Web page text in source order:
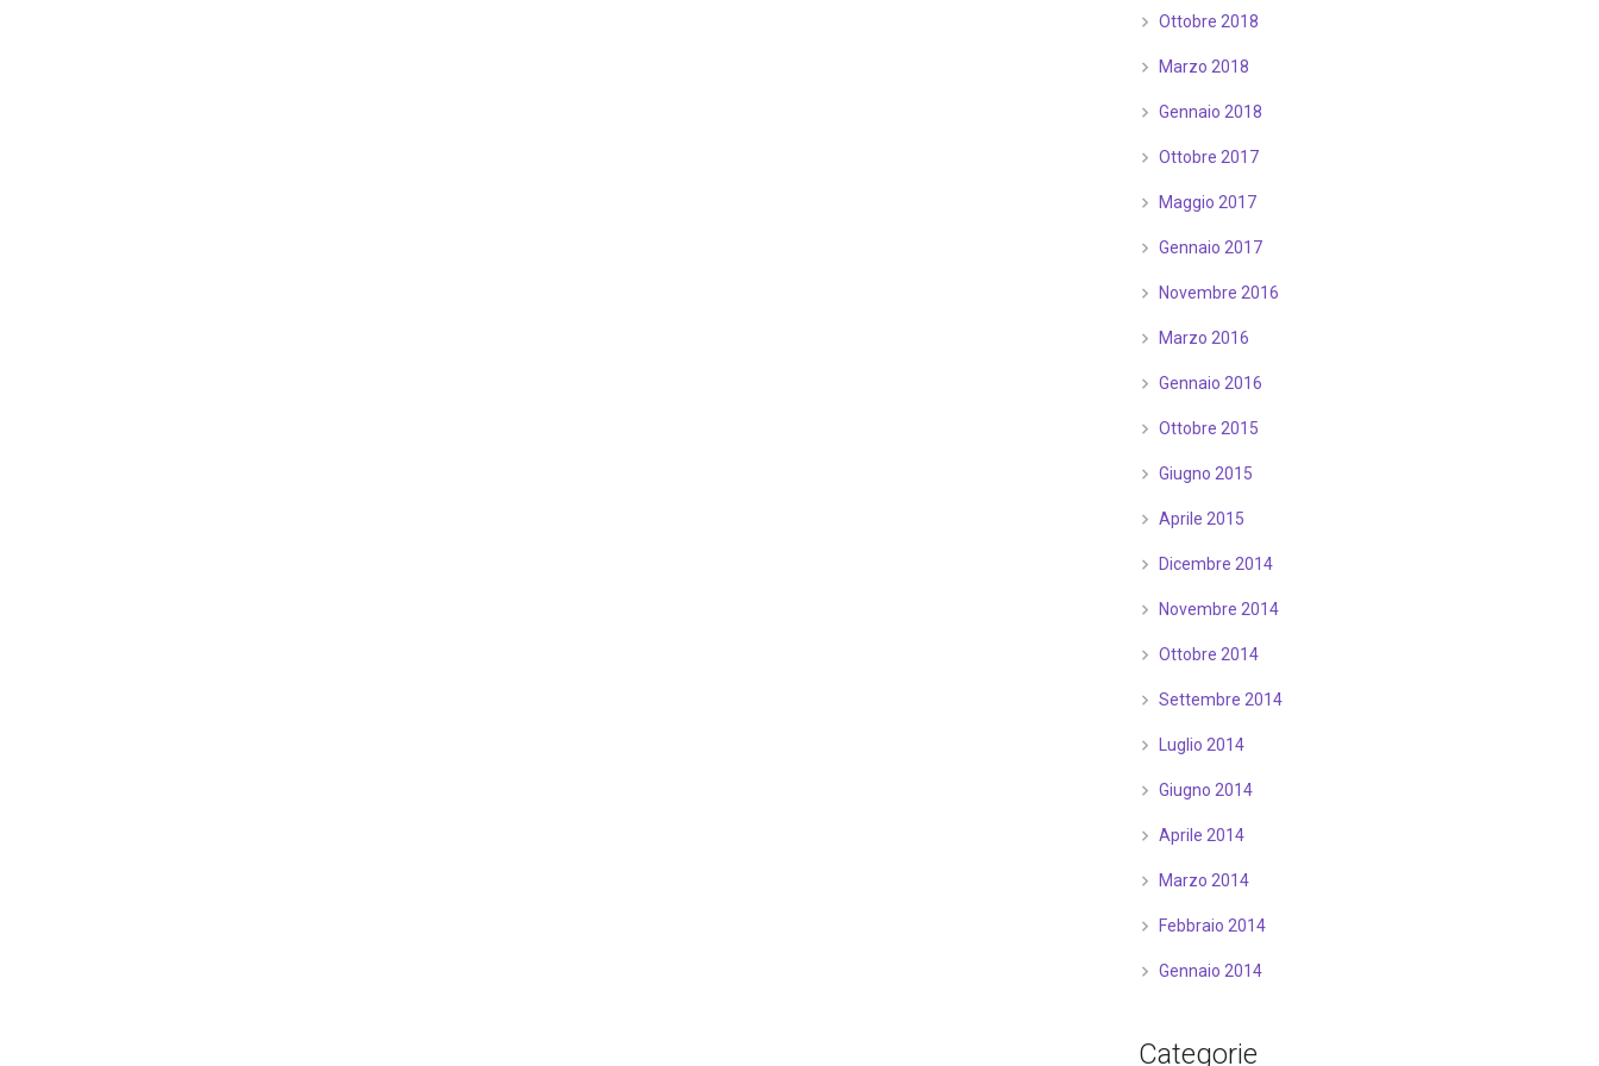
Ottobre 2018
Marzo 2018
Gennaio 2018
Ottobre 2017
Maggio 2017
Gennaio 2017
Novembre 2016
Marzo 2016
Gennaio 2016
Ottobre 2015
Giugno 2015
Aprile 2015
Dicembre 2014
Novembre 2014
Ottobre 2014
Settembre 2014
Luglio 2014
Giugno 2014
Aprile 2014
Marzo 2014
Febbraio 2014
Gennaio 2014
Categorie